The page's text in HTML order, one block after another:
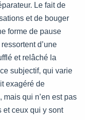
Le fait de
et de bouger
forme de pause
d’une
et relâché la
subjectif, qui varie
exagéré de
qui n’en est pas
et ceux qui y sont